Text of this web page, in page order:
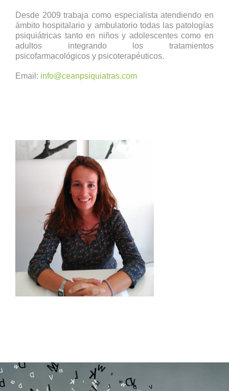
Desde 2009 trabaja como especialista atendiendo en
ámbito hospitalario y ambulatorio todas las patologías
psiquiátricas tanto en niños y adolescentes como en
adultos integrando los tratamientos
psicofarmacológicos y psicoterapéuticos.
Email: info@ceanpsiquiatras.com